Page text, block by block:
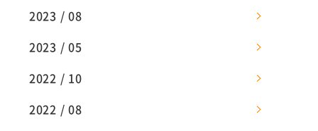
2023 / 08
2023 / 05
2022 / 10
2022 / 08